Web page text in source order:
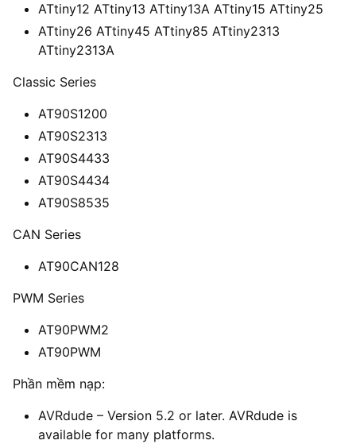
ATtiny12 ATtiny13 ATtiny13A ATtiny15 ATtiny25
ATtiny26 ATtiny45 ATtiny85 ATtiny2313
ATtiny2313A
Classic Series
AT90S1200
AT90S2313
AT90S4433
AT90S4434
AT90S8535
CAN Series
AT90CAN128
PWM Series
AT90PWM2
AT90PWM
Phần mềm nạp:
AVRdude – Version 5.2 or later. AVRdude is
available for many platforms.